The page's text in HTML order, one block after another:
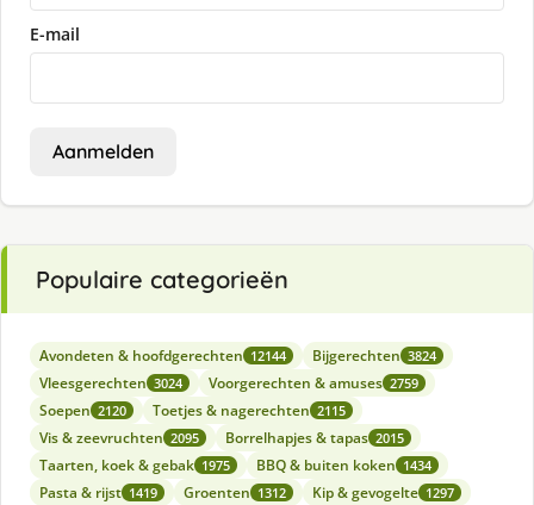
E-mail
Aanmelden
Populaire categorieën
Avondeten & hoofdgerechten 12144 Bijgerechten 3824
Vleesgerechten 3024 Voorgerechten & amuses 2759
Soepen 2120 Toetjes & nagerechten 2115
Vis & zeevruchten 2095 Borrelhapjes & tapas 2015
Taarten, koek & gebak 1975 BBQ & buiten koken 1434
Pasta & rijst 1419 Groenten 1312 Kip & gevogelte 1297